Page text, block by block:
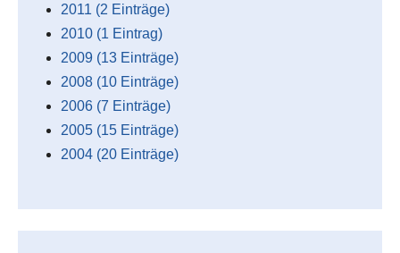
2011 (2 Einträge)
2010 (1 Eintrag)
2009 (13 Einträge)
2008 (10 Einträge)
2006 (7 Einträge)
2005 (15 Einträge)
2004 (20 Einträge)